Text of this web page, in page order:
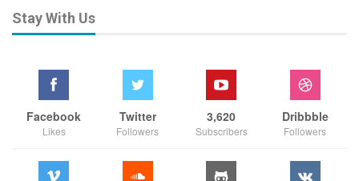
Stay With Us
Facebook
Likes
Twitter
Followers
3,620
Subscribers
Dribbble
Followers